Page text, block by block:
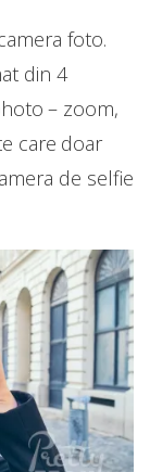
foto.
din 4
– zoom,
care doar
de selfie